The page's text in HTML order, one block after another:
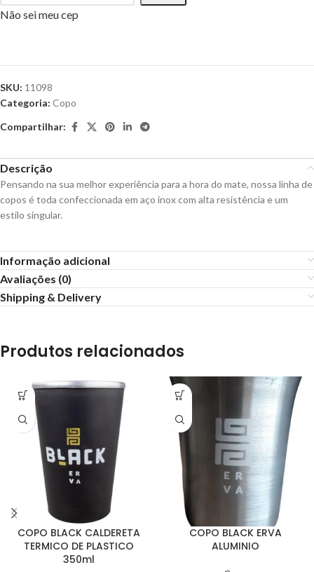
Não sei meu cep
SKU: 11098
Categoria: Copo
Compartilhar:
Descrição
Pensando na sua melhor experiência para a hora do mate, nossa linha de
copos é toda confeccionada em aço inox com alta resistência e um
estilo singular.
Informação adicional
Avaliações (0)
Shipping & Delivery
Produtos relacionados
COPO BLACK CALDERETA
TERMICO DE PLASTICO
350ml
COPO BLACK ERVA
ALUMINIO